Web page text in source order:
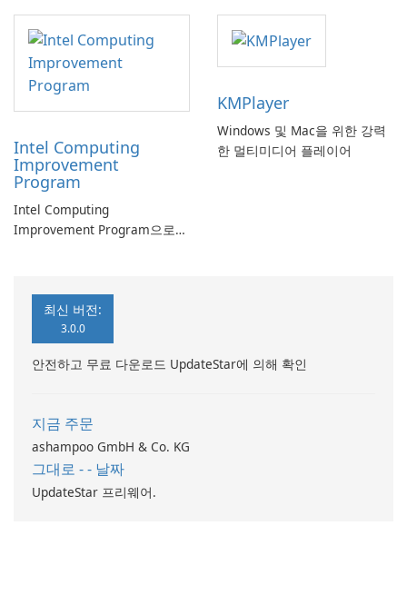
Intel Computing
Improvement
Program
Intel Computing
Improvement Program으로
KMPlayer
Windows 및 Mac을 위한 강력
한 멀티미디어 플레이어
최신 버전:
3.0.0
안전하고 무료 다운로드 UpdateStar에 의해 확인
지금 주문
ashampoo GmbH & Co. KG
그대로 - - 날짜
UpdateStar 프리웨어.